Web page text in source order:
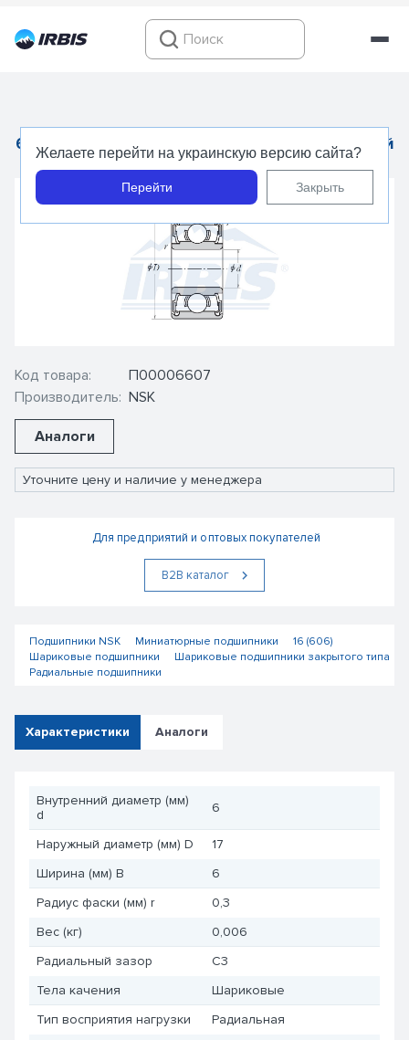
Желаете перейти на украинскую версию сайта?
Перейти Закрыть
606 DD1MC3 - NSK - Подшипник миниатюрный
Код товара:
Производитель:
П00006607
NSK
Аналоги
Уточните цену и наличие у менеджера
Для предприятий и оптовых покупателей
В2В каталог
Подшипники NSK Миниатюрные подшипники
16 (606)
Шариковые подшипники
Шариковые подшипники закрытого типа
Радиальные подшипники
Характеристики Аналоги
Внутренний диаметр (мм)
d
6
Наружный диаметр (мм) D
17
Ширина (мм) B
6
Радиус фаски (мм) r
0,3
Вес (кг)
0,006
Радиальный зазор
C3
Тела качения
Шариковые
Тип восприятия нагрузки
Радиальная